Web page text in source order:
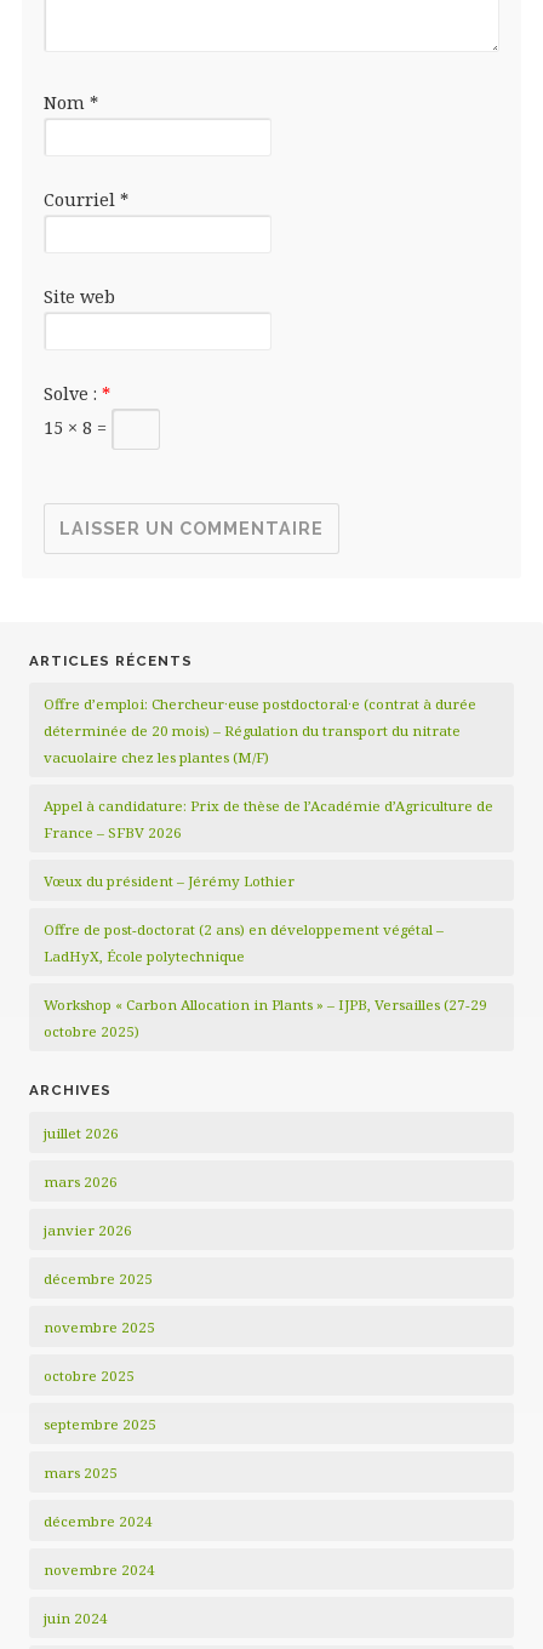
Nom *
Courriel *
Site web
Solve : *
15 × 8 =
ARTICLES RÉCENTS
Offre d’emploi: Chercheur·euse postdoctoral·e (contrat à durée
déterminée de 20 mois) – Régulation du transport du nitrate
vacuolaire chez les plantes (M/F)
Appel à candidature: Prix de thèse de l’Académie d’Agriculture de
France – SFBV 2026
Vœux du président – Jérémy Lothier
Offre de post-doctorat (2 ans) en développement végétal –
LadHyX, École polytechnique
Workshop « Carbon Allocation in Plants » – IJPB, Versailles (27-29
octobre 2025)
ARCHIVES
juillet 2026
mars 2026
janvier 2026
décembre 2025
novembre 2025
octobre 2025
septembre 2025
mars 2025
décembre 2024
novembre 2024
juin 2024